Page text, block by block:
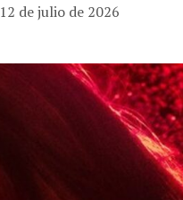
12 de julio de 2026